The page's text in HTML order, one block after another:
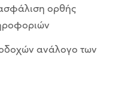
ορθής
ανάλογο των